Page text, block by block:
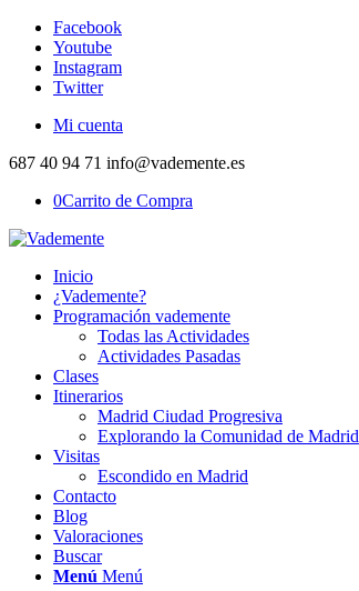
Facebook
Youtube
Instagram
Twitter
Mi cuenta
687 40 94 71 info@vademente.es
0Carrito de Compra
Inicio
¿Vademente?
Programación vademente
Todas las Actividades
Actividades Pasadas
Clases
Itinerarios
Madrid Ciudad Progresiva
Explorando la Comunidad de Madrid
Visitas
Escondido en Madrid
Contacto
Blog
Valoraciones
Buscar
Menú Menú